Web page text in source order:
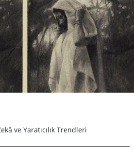
ve Yaratıcılık Trendleri